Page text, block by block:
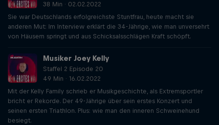
38 Min · 02.02.2022
Sie war Deutschlands erfolgreichste Stuntfrau, heute macht sie
anderen Mut: Im Interview erklärt die 34-Jährige, wie man unversehrt
von Häusern springt und aus Schicksalsschlägen Kraft schöpft.
Musiker Joey Kelly
Staffel 2 Episode 20
49 Min · 16.02.2022
Mit der Kelly Family schrieb er Musikgeschichte, als Extremsportler
bricht er Rekorde. Der 49-Jährige über sein erstes Konzert und
seinen ersten Triathlon. Plus: wie man den inneren Schweinehund
besiegt.